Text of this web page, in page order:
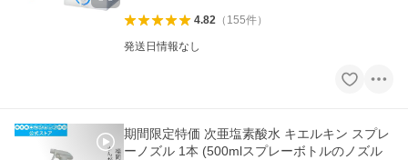
4.82（ 155件）
発送日情報なし
期間限定特価 次亜塩素酸水 キエルキン スプレ
ーノズル 1本 (500mlスプレーボトルのノズル